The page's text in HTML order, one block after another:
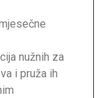
nužnih za
i pruža ih